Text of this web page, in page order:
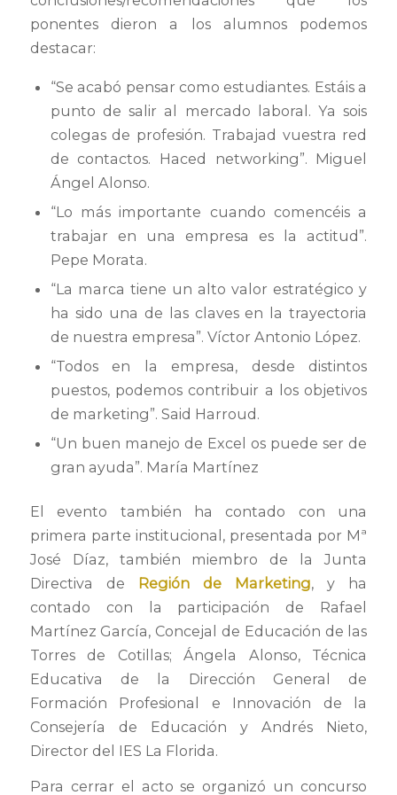
ponentes dieron a los alumnos podemos
destacar:
“Se acabó pensar como estudiantes. Estáis a
punto de salir al mercado laboral. Ya sois
colegas de profesión. Trabajad vuestra red
de contactos. Haced networking”. Miguel
Ángel Alonso.
“Lo más importante cuando comencéis a
trabajar en una empresa es la actitud”.
Pepe Morata.
“La marca tiene un alto valor estratégico y
ha sido una de las claves en la trayectoria
de nuestra empresa”. Víctor Antonio López.
“Todos en la empresa, desde distintos
puestos, podemos contribuir a los objetivos
de marketing”. Said Harroud.
“Un buen manejo de Excel os puede ser de
gran ayuda”. María Martínez
El evento también ha contado con una
primera parte institucional, presentada por Mª
José Díaz, también miembro de la Junta
Directiva de Región de Marketing, y ha
contado con la participación de Rafael
Martínez García, Concejal de Educación de las
Torres de Cotillas; Ángela Alonso, Técnica
Educativa de la Dirección General de
Formación Profesional e Innovación de la
Consejería de Educación y Andrés Nieto,
Director del IES La Florida.
Para cerrar el acto se organizó un concurso